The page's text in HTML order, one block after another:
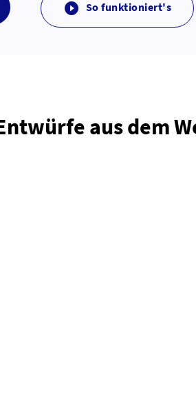
 So funktioniert's
aus dem